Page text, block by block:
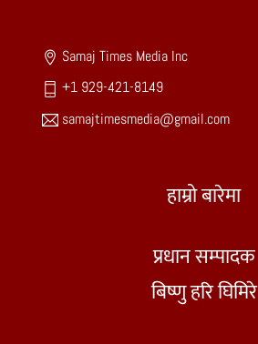
Samaj Times Media Inc
+1 929-421-8149
samajtimesmedia@gmail.com
हाम्रो बारेमा
प्रधान सम्पादक
बिष्णु हरि घिमिरे